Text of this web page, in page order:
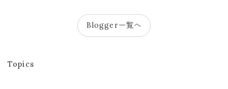
Blogger一覧へ
Topics